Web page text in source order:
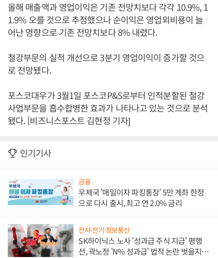
올해 매출액과 영업이익은 기존 전망치보다 각각 10.9%, 1
1.9% 오를 것으로 추정했으나 순이익은 영업외비용이 늘
어난 영향으로 기존 전망치보다 8% 내렸다.
철강부문의 실적 개선으로 3분기 영업이익이 증가할 것으
로 전망됐다.
포스코대우가 3월1일 포스코P&S로부터 인적분할된 철강
사업부문을 흡수합병한 효과가 나타나고 있는 것으로 분석
됐다. [비즈니스포스트 김현정 기자]
인기기사
금융
우체국 '매일이자 파킹통장' 5만 계좌 한정
으로 다시 출시, 최고 연 2.0% 금리
전자·전기·정보통신
SK하이닉스 노사 '성과급 주식 지급' 평행
선, 곽노정 'N% 성과급' 법적 논란 벗을지 주